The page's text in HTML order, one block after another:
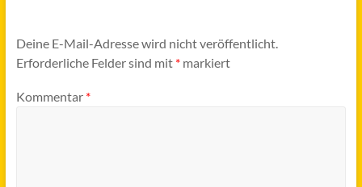
Deine E-Mail-Adresse wird nicht veröffentlicht.
Erforderliche Felder sind mit *markiert
Kommentar *